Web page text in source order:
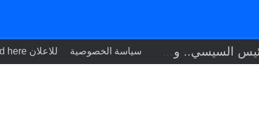
تنفيذاً لتوجيهات الرئيس السيسي.. وزير الصحة يبحث مع نظيره التشادي سياسة الخصوصية للاعلان Your ad here